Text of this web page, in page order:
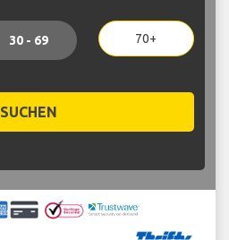
30 - 69 70+
SUCHEN